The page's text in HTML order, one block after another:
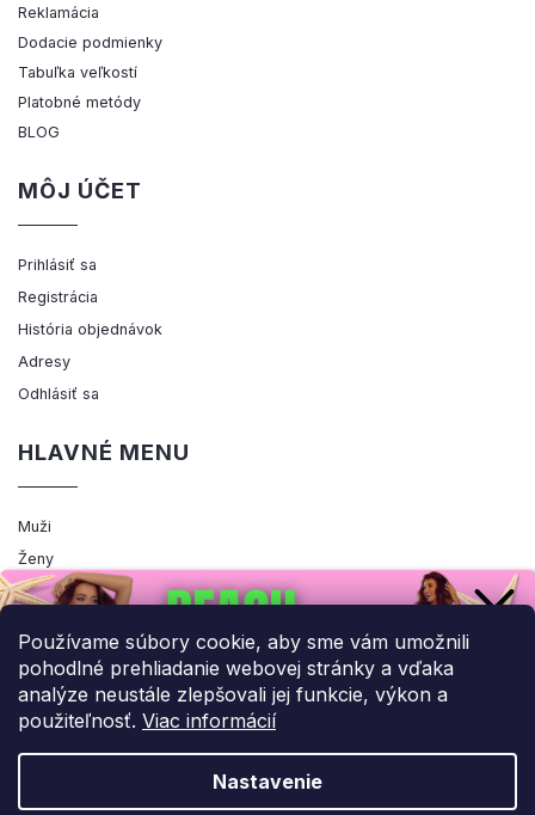
Používame súbory cookie, aby sme vám umožnili
pohodlné prehliadanie webovej stránky a vďaka
analýze neustále zlepšovali jej funkcie, výkon a
použiteľnosť. Viac informácií
Nastavenie
Reklamácia
Dodacie podmienky
Tabuľka veľkostí
Platobné metódy
BLOG
MÔJ ÚČET
Prihlásiť sa
Registrácia
História objednávok
Adresy
Odhlásiť sa
HLAVNÉ MENU
Muži
Ženy
Výpredaj